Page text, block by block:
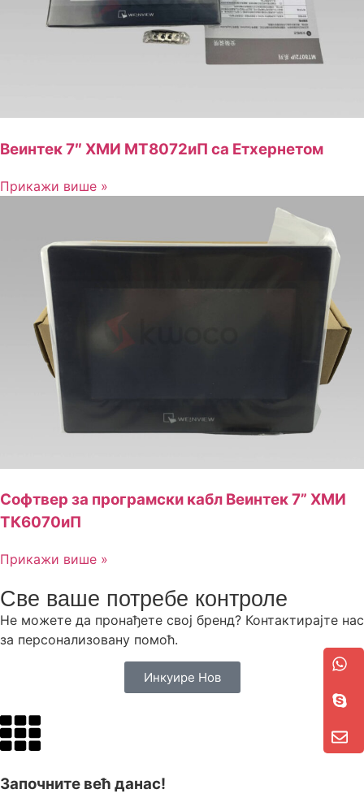
Веинтек 7″ ХМИ МТ8072иП са Етхернетом
Прикажи више »
Софтвер за програмски кабл Веинтек 7” ХМИ
ТК6070иП
Прикажи више »
Све ваше потребе контроле
Не можете да пронађете свој бренд? Контактирајте нас
за персонализовану помоћ.
Инкуире Нов
Започните већ данас!